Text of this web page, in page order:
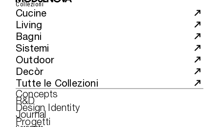
Collezioni
Cucine
Living
Bagni
Sistemi
Outdoor
Decòr
Tutte le Collezioni
Concepts
R&D
Design Identity
Journal
Progetti